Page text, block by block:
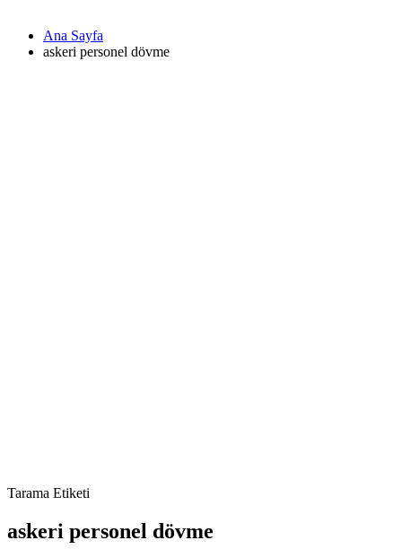
Ana Sayfa
askeri personel dövme
Tarama Etiketi
askeri personel dövme